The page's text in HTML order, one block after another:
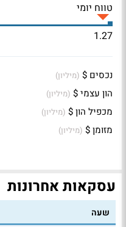
טווח יומי
1.27
נכסים $ (מיליון)
הון עצמי $ (מיליון)
מכפיל הון $ (מיליון)
מזומן $ (מיליון)
עסקאות אחרונות
שעה